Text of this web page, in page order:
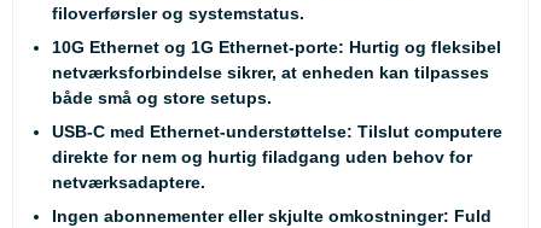
filoverførsler og systemstatus.
10G Ethernet og 1G Ethernet-porte: Hurtig og fleksibel
netværksforbindelse sikrer, at enheden kan tilpasses
både små og store setups.
USB-C med Ethernet-understøttelse: Tilslut computere
direkte for nem og hurtig filadgang uden behov for
netværksadaptere.
Ingen abonnementer eller skjulte omkostninger: Fuld